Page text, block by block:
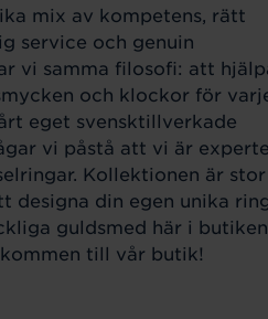
mix av kompetens, rätt
service och genuin
vi samma filosofi: att
och klockor för
eget svensktillverkade
vi påstå att vi är
Kollektionen är stor
designa din egen unika
guldsmed här i
till vår butik!